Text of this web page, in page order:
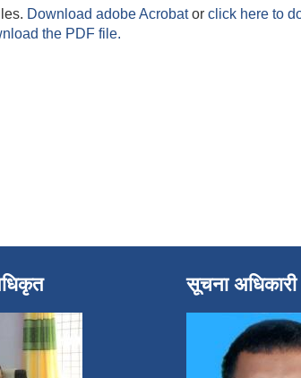
Download adobe Acrobator click here to
the PDF file.
सूचना अधिकारी